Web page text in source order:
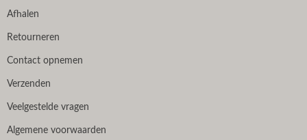
Afhalen
Retourneren
Contact opnemen
Verzenden
Veelgestelde vragen
Algemene voorwaarden